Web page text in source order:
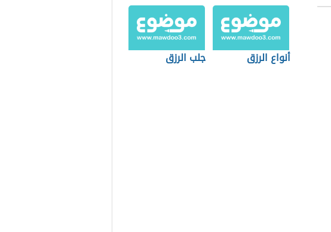
أنواع الرزق جلب الرزق